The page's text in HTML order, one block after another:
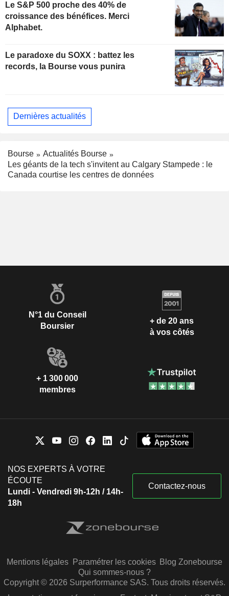
Le S&P 500 proche des 40% de
croissance des bénéfices. Merci
Alphabet.
Le paradoxe du SOXX : battez les
records, la Bourse vous punira
Dernières actualités
Bourse
Actualités Bourse
Les géants de la tech s'invitent au Calgary Stampede : le
Canada courtise les centres de données
N°1 du Conseil
Boursier
+ de 20 ans
à vos côtés
+ 1 300 000
membres
NOS EXPERTS À VOTRE
ÉCOUTE
Lundi - Vendredi 9h-12h / 14h-
18h
Contactez-nous
Mentions légales Paramétrer les cookies Blog Zonebourse
Qui sommes-nous ?
Copyright © 2026 Surperformance SAS. Tous droits réservés.